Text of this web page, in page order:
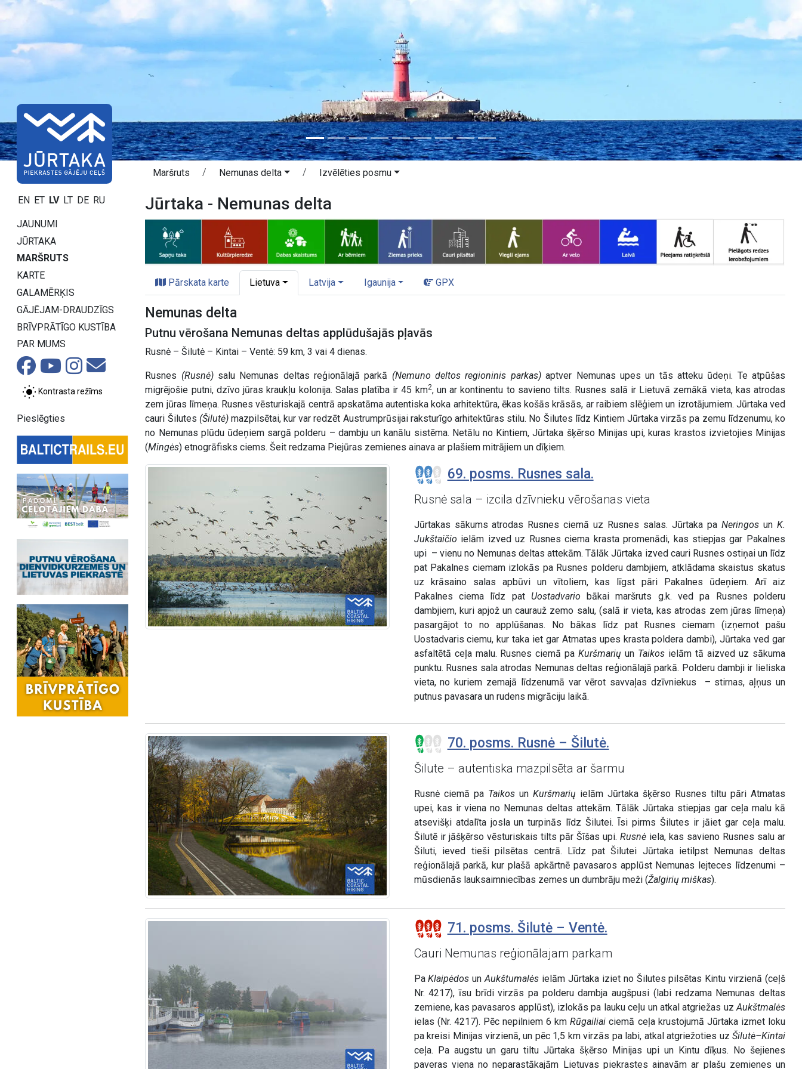
EN ET LV LT DE RU
JAUNUMI
JŪRTAKA
MARŠRUTS
KARTE
GALAMĒRĶIS
GĀJĒJAM-DRAUDZĪGS
BRĪVPRĀTĪGO KUSTĪBA
PAR MUMS
Kontrasta režīms
Pieslēgties
Maršruts Nemunas delta Izvēlēties posmu
Jūrtaka - Nemunas delta
Pārskata karte Lietuva Latvija Igaunija GPX
Nemunas delta
Putnu vērošana Nemunas deltas applūdušajās pļavās
Rusnė – Šilutė – Kintai – Ventė: 59 km, 3 vai 4 dienas.
Rusnes (Rusnė)salu Nemunas deltas reģionālajā parkā (Nemuno deltos regioninis parkas)aptver Nemunas upes un tās atteku ūdeņi. Te atpūšas
migrējošie putni, dzīvo jūras kraukļu kolonija. Salas platība ir 45 km2, un ar kontinentu to savieno tilts. Rusnes salā ir Lietuvā zemākā vieta, kas atrodas
zem jūras līmeņa. Rusnes vēsturiskajā centrā apskatāma autentiska koka arhitektūra, ēkas košās krāsās, ar raibiem slēģiem un izrotājumiem. Jūrtaka ved
cauri Šilutes (Šilutė) mazpilsētai, kur var redzēt Austrumprūsijai raksturīgo arhitektūras stilu. No Šilutes līdz Kintiem Jūrtaka virzās pa zemu līdzenumu, ko
no Nemunas plūdu ūdeņiem sargā polderu – dambju un kanālu sistēma. Netālu no Kintiem, Jūrtaka šķērso Minijas upi, kuras krastos izvietojies Minijas
(Mingės) etnogrāfisks ciems. Šeit redzama Piejūras zemienes ainava ar plašiem mitrājiem un dīķiem.
69. posms. Rusnes sala.
Rusnė sala – izcila dzīvnieku vērošanas vieta
Jūrtakas sākums atrodas Rusnes ciemā uz Rusnes salas. Jūrtaka paNeringos un K.
Jukštaičio ielām izved uz Rusnes ciema krasta promenādi, kas stiepjas gar Pakalnes
upi – vienu no Nemunas deltas attekām. Tālāk Jūrtaka izved cauri Rusnes ostiņai un līdz
pat Pakalnes ciemam izlokās pa Rusnes polderu dambjiem, atklādama skaistus skatus
uz krāsaino salas apbūvi un vītoliem, kas līgst pāri Pakalnes ūdeņiem. Arī aiz
Pakalnes ciema līdz pat Uostadvario bākai maršruts g.k. ved pa Rusnes polderu
dambjiem, kuri apjož un caurauž zemo salu, (salā ir vieta, kas atrodas zem jūras līmeņa)
pasargājot to no applūšanas. No bākas līdz pat Rusnes ciemam (izņemot pašu
Uostadvaris ciemu, kur taka iet gar Atmatas upes krasta poldera dambi), Jūrtaka ved gar
asfaltētā ceļa malu. Rusnes ciemā paKuršmarių un Taikos ielām tā aizved uz sākuma
punktu. Rusnes sala atrodas Nemunas deltas reģionālajā parkā. Polderu dambji ir lieliska
vieta, no kuriem zemajā līdzenumā var vērot savvaļas dzīvniekus – stirnas, aļņus un
putnus pavasara un rudens migrāciju laikā.
70. posms. Rusnė – Šilutė.
Šilute – autentiska mazpilsēta ar šarmu
Rusnė ciemā pa Taikosun Kuršmarių ielām Jūrtaka šķērso Rusnes tiltu pāri Atmatas
upei, kas ir viena no Nemunas deltas attekām. Tālāk Jūrtaka stiepjas gar ceļa malu kā
atsevišķi atdalīta josla un turpinās līdz Šilutei. Īsi pirms Šilutes ir jāiet gar ceļa malu.
Šilutē ir jāšķērso vēsturiskais tilts pār Šīšas upi. Rusnėiela, kas savieno Rusnes salu ar
Šiluti, ieved tieši pilsētas centrā. Līdz pat Šilutei Jūrtaka ietilpst Nemunas deltas
reģionālajā parkā, kur plašā apkārtnē pavasaros applūst Nemunas lejteces līdzenumi –
mūsdienās lauksaimniecības zemes un dumbrāju meži (Žalgirių miškas).
71. posms. Šilutė – Ventė.
Cauri Nemunas reģionālajam parkam
PaKlaipėdos unAukštumalės ielām Jūrtaka iziet no Šilutes pilsētas Kintu virzienā (ceļš
Nr. 4217), īsu brīdi virzās pa polderu dambja augšpusi (labi redzama Nemunas deltas
zemiene, kas pavasaros applūst), izlokās pa lauku ceļu un atkal atgriežas uzAukštmalės
ielas (Nr. 4217). Pēc nepilniem 6 kmRūgailiai ciemā ceļa krustojumā Jūrtaka izmet loku
pa kreisi Minijas virzienā, un pēc 1,5 km virzās pa labi, atkal atgriežoties uz Šilutė–Kintai
ceļa. Pa augstu un garu tiltu Jūrtaka šķērso Minijas upi un Kintu dīķus. No šejienes
paveras viena no neparastākajām Lietuvas piekrastes ainavām ar plašu zemienes un